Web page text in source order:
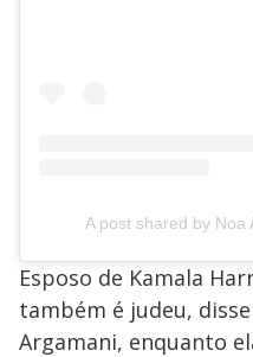
A post shared by
Esposo de Kamala
também é judeu,
Argamani, enquanto